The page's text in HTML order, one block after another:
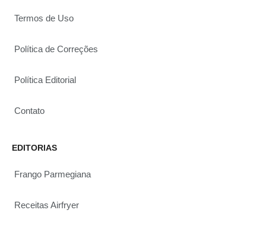
Termos de Uso
Política de Correções
Política Editorial
Contato
EDITORIAS
Frango Parmegiana
Receitas Airfryer